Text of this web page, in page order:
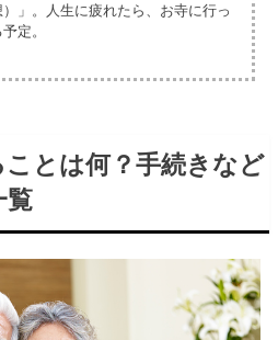
」。人生に疲れたら、お寺に行っ
定。
とは何？手続きなど
覧